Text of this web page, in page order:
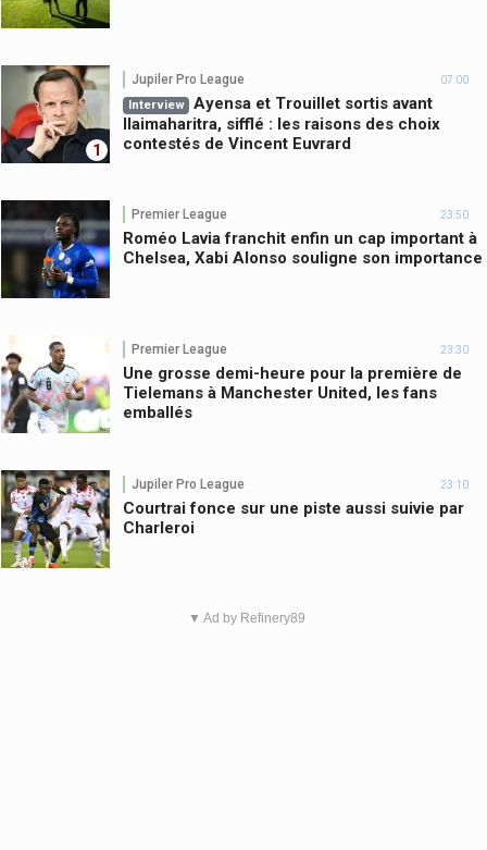
1
Jupiler Pro League 07:00
Interview
Ayensa et Trouillet sortis avant
Ilaimaharitra, sifflé : les raisons des choix
contestés de Vincent Euvrard
Premier League 23:50
Roméo Lavia franchit enfin un cap important à
Chelsea, Xabi Alonso souligne son importance
Premier League 23:30
Une grosse demi-heure pour la première de
Tielemans à Manchester United, les fans
emballés
Jupiler Pro League 23:10
Courtrai fonce sur une piste aussi suivie par
Charleroi
▼ Ad by Refinery89